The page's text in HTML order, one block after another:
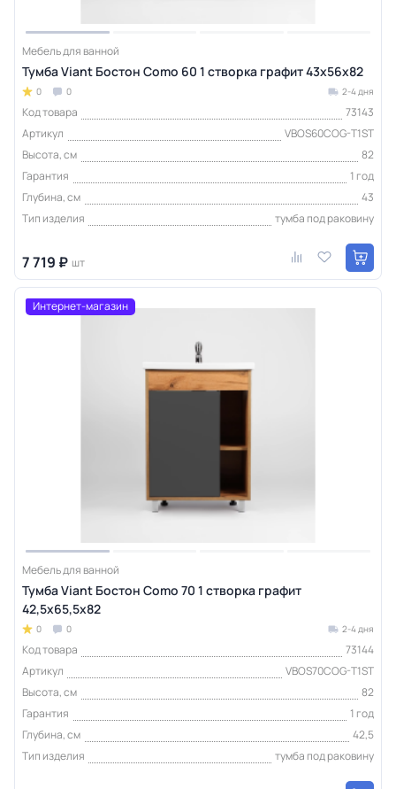
Мебель для ванной
Тумба Viant Бостон Como 60 1 створка графит 43х56х82
0 0 2-4 дня
Код товара
73143
Артикул
VBOS60COG-T1ST
Высота, см
82
Гарантия
1 год
Глубина, см
43
Тип изделия
тумба под раковину
7 719 ₽ шт
Интернет-магазин
Мебель для ванной
Тумба Viant Бостон Como 70 1 створка графит
42,5х65,5х82
0 0 2-4 дня
Код товара
73144
Артикул
VBOS70COG-T1ST
Высота, см
82
Гарантия
1 год
Глубина, см
42,5
Тип изделия
тумба под раковину